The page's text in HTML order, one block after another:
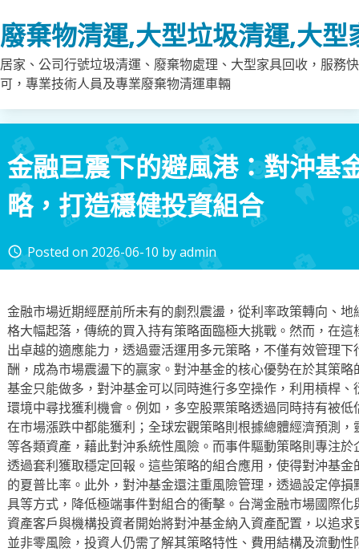
to
content
廢棄物清運,大型垃圾清運,大
居家、公司行號垃圾清運、廢棄物處理、大型家具回收，服務
可，專業技術人員及專業廢棄物清運車輛
金融巨震下的避風港：對沖基
略，打造穩健投資組合
access_time Posted on 2026-06-10 byadmin
金融市場近期經歷前所未有的劇烈震盪，從利率政策轉向、
格大幅起落，傳統的買入持有策略面臨極大挑戰。然而，在
出卓越的適應能力，透過靈活運用多元策略，不僅有效管理
酬，成為市場震盪下的贏家。對沖基金的核心優勢在於其策
基金只能做多，對沖基金可以同時進行多空操作，利用槓桿
環境中尋找獲利機會。例如，多空股票策略透過同時持有被
在市場漲跌中都能獲利；全球宏觀策略則根據總體經濟預測
等各類資產，藉此對沖系統性風險。而事件驅動策略則專注
透過套利獲取穩定回報。這些策略的組合應用，使得對沖基
的夏普比率。此外，對沖基金還注重風險管理，透過設定停
具等方式，降低極端事件對組合的衝擊。台灣金融市場國際
資產客戶與機構投資者開始將對沖基金納入資產配置，以追
並非零風險，投資人仍需了解其策略特性、費用結構及流動